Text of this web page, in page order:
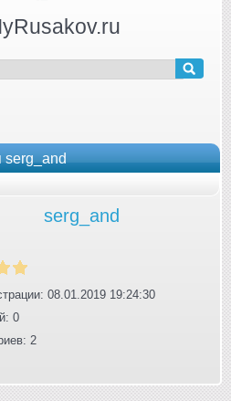
serg_and
serg_and
08.01.2019 19:24:30
0
2